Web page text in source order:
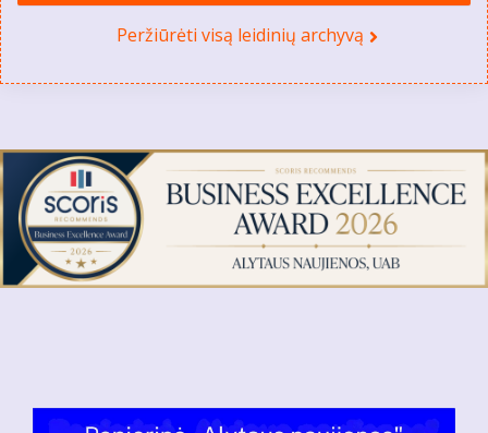
Peržiūrėti visą leidinių archyvą